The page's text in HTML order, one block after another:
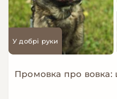
У добрі руки